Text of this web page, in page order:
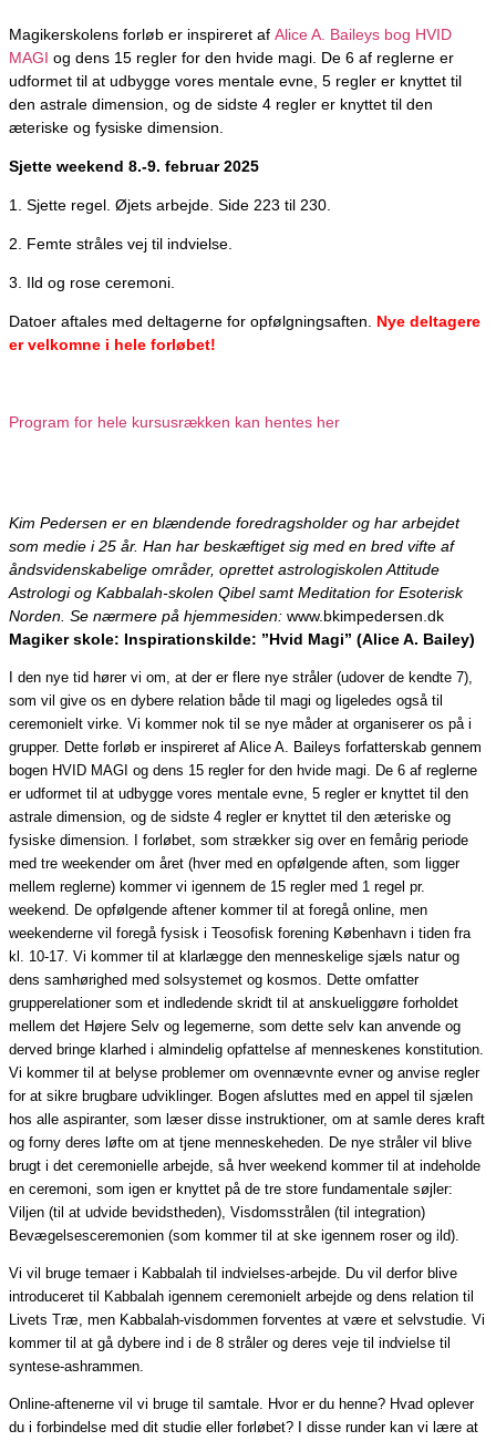
Magikerskolens forløb er inspireret af Alice A. Baileys bog HVID
MAGI og dens 15 regler for den hvide magi. De 6 af reglerne er
udformet til at udbygge vores mentale evne, 5 regler er knyttet til
den astrale dimension, og de sidste 4 regler er knyttet til den
æteriske og fysiske dimension.
Sjette weekend 8.-9. februar 2025
1. Sjette regel. Øjets arbejde. Side 223 til 230.
2. Femte stråles vej til indvielse.
3. Ild og rose ceremoni.
Datoer aftales med deltagerne for opfølgningsaften. Nye deltagere
er velkomne i hele forløbet!
Program for hele kursusrækken kan hentes her
Kim Pedersen er en blændende foredragsholder og har arbejdet
som medie i 25 år. Han har beskæftiget sig med en bred vifte af
åndsvidenskabelige områder, oprettet astrologiskolen Attitude
Astrologi og Kabbalah-skolen Qibel samt Meditation for Esoterisk
Norden. Se nærmere på hjemmesiden: www.bkimpedersen.dk
Magiker skole: Inspirationskilde: ”Hvid Magi” (Alice A. Bailey)
I den nye tid hører vi om, at der er flere nye stråler (udover de kendte 7),
som vil give os en dybere relation både til magi og ligeledes også til
ceremonielt virke. Vi kommer nok til se nye måder at organiserer os på i
grupper. Dette forløb er inspireret af Alice A. Baileys forfatterskab gennem
bogen HVID MAGI og dens 15 regler for den hvide magi. De 6 af reglerne
er udformet til at udbygge vores mentale evne, 5 regler er knyttet til den
astrale dimension, og de sidste 4 regler er knyttet til den æteriske og
fysiske dimension. I forløbet, som strækker sig over en femårig periode
med tre weekender om året (hver med en opfølgende aften, som ligger
mellem reglerne) kommer vi igennem de 15 regler med 1 regel pr.
weekend. De opfølgende aftener kommer til at foregå online, men
weekenderne vil foregå fysisk i Teosofisk forening København i tiden fra
kl. 10-17. Vi kommer til at klarlægge den menneskelige sjæls natur og
dens samhørighed med solsystemet og kosmos. Dette omfatter
grupperelationer som et indledende skridt til at anskueliggøre forholdet
mellem det Højere Selv og legemerne, som dette selv kan anvende og
derved bringe klarhed i almindelig opfattelse af menneskenes konstitution.
Vi kommer til at belyse problemer om ovennævnte evner og anvise regler
for at sikre brugbare udviklinger. Bogen afsluttes med en appel til sjælen
hos alle aspiranter, som læser disse instruktioner, om at samle deres kraft
og forny deres løfte om at tjene menneskeheden. De nye stråler vil blive
brugt i det ceremonielle arbejde, så hver weekend kommer til at indeholde
en ceremoni, som igen er knyttet på de tre store fundamentale søjler:
Viljen (til at udvide bevidstheden), Visdomsstrålen (til integration)
Bevægelsesceremonien (som kommer til at ske igennem roser og ild).
Vi vil bruge temaer i Kabbalah til indvielses-arbejde. Du vil derfor blive
introduceret til Kabbalah igennem ceremonielt arbejde og dens relation til
Livets Træ, men Kabbalah-visdommen forventes at være et selvstudie. Vi
kommer til at gå dybere ind i de 8 stråler og deres veje til indvielse til
syntese-ashrammen.
Online-aftenerne vil vi bruge til samtale. Hvor er du henne? Hvad oplever
du i forbindelse med dit studie eller forløbet? I disse runder kan vi lære at